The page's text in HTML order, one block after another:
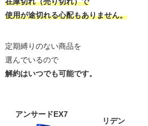
使用が途切れる心配もありません。
定期縛りのない商品を
選んでいるので
解約はいつでも可能です。
アンサードEX7
リデン